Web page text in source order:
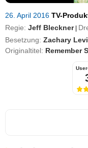
26. April 2016 TV-
Regie: Jeff Bleckner
Besetzung: Zachary Levi
Originaltitel: Remember